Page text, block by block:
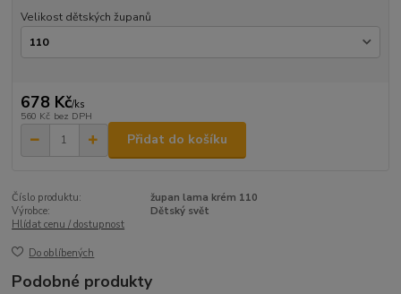
Velikost dětských županů
678 Kč/ks
560 Kč bez DPH
Přidat do košíku
Číslo produktu:
župan lama krém 110
Výrobce:
Dětský svět
Hlídat cenu / dostupnost
Do oblíbených
Podobné produkty